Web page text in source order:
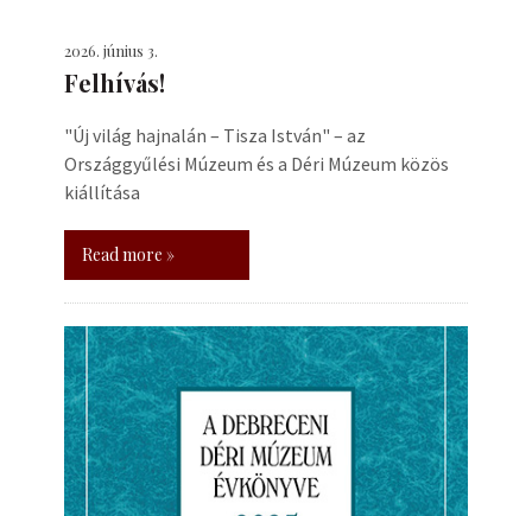
2026. június 3.
Felhívás!
"Új világ hajnalán – Tisza István" – az
Országgyűlési Múzeum és a Déri Múzeum közös
kiállítása
Read more »